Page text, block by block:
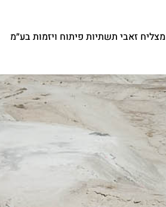
מצליח זאבי תשתיות פיתוח ויזמות בע״מ